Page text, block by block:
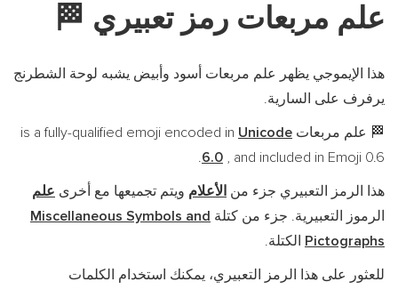
علم مربعات رمز تعبيري 🏁
هذا الإيموجي يظهر علم مربعات أسود وأبيض يشبه لوحة الشطرنج
يرفرف على السارية.
🏁 علم مربعات is a fully-qualified emoji encoded in Unicode
6.0 , and included in Emoji 0.6.
هذا الرمز التعبيري جزء من الأعلام ويتم تجميعها مع أخرى علم
الرموز التعبيرية. جزء من كتلة Miscellaneous Symbols and
Pictographs الكتلة.
للعثور على هذا الرمز التعبيري، يمكنك استخدام الكلمات